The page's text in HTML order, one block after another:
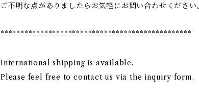
ご不明な点がありましたらお気軽にお問い合わせください
************************************************
International shipping is available.
Please feel free to contact us via the inquiry form.